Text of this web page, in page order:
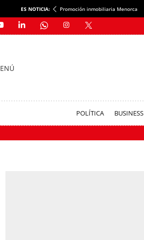
ES NOTICIA: Promoción inmobiliaria Menorca
POLÍTICA BUSINESS